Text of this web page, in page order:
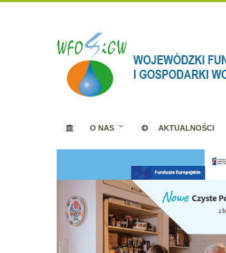
O NAS AKTUALNOŚCI